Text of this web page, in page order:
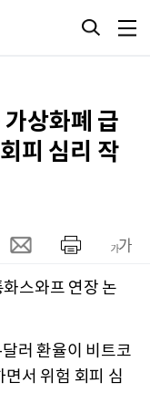
상화폐 급
피 심리 작
스와프 연장 논
러 환율이 비트코
서 위험 회피 심